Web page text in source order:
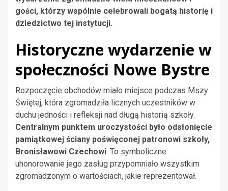
gości, którzy wspólnie celebrowali bogatą historię i
dziedzictwo tej instytucji.
Historyczne wydarzenie w
społeczności Nowe Bystre
Rozpoczęcie obchodów miało miejsce podczas Mszy
Świętej, która zgromadziła licznych uczestników w
duchu jedności i refleksji nad długą historią szkoły.
Centralnym punktem uroczystości było odsłonięcie
pamiątkowej ściany poświęconej patronowi szkoły,
Bronisławowi Czechowi. To symboliczne
uhonorowanie jego zasług przypomniało wszystkim
zgromadzonym o wartościach, jakie reprezentował.